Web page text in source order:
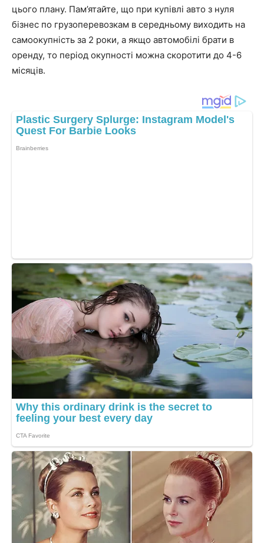
цього плану. Пам’ятайте, що при купівлі авто з нуля
бізнес по грузоперевозкам в середньому виходить на
самоокупність за 2 роки, а якщо автомобілі брати в
оренду, то період окупності можна скоротити до 4-6
місяців.